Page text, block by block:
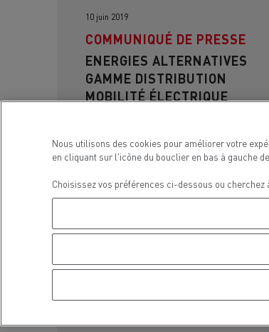
10 juin 2019
COMMUNIQUÉ DE PRESSE
ENERGIES ALTERNATIVES
GAMME DISTRIBUTION
MOBILITÉ ÉLECTRIQUE
COMMUNIQUÉ DE PRESSE
MOBILITÉ ÉLECTRIQUE
Nous utilisons des cookies pour améliorer votre
en cliquant sur l'icône du bouclier en bas à gauche
Choisissez vos préférences ci-dessous ou cherchez